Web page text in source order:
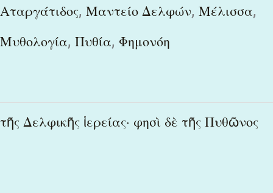
Αταργάτιδος, Μαντείο Δελφών, Μέλισσα,
Μυθολογία, Πυθία, Φημονόη
τῆς Δελφικῆς ἱερείας· φησὶ δὲ τῆς Πυθῶνος
τῆς